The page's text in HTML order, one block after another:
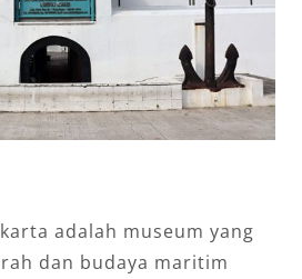
adalah museum yang
dan budaya maritim